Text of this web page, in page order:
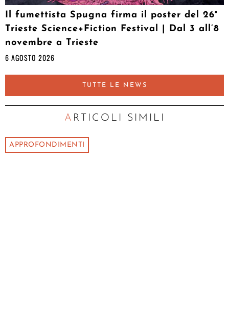
Il fumettista Spugna firma il poster del 26°
Trieste Science+Fiction Festival | Dal 3 all’8
novembre a Trieste
6 AGOSTO 2026
TUTTE LE NEWS
ARTICOLI SIMILI
APPROFONDIMENTI